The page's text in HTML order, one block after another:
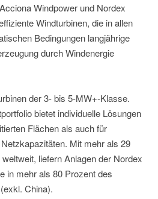
Windpower und Nordex
Windturbinen, die in allen
Bedingungen langjährige
durch Windenergie
der 3- bis 5-MW+-Klasse.
bietet individuelle Lösungen
Flächen als auch für
Mit mehr als 29
liefern Anlagen der Nordex
in mehr als 80 Prozent des
China).